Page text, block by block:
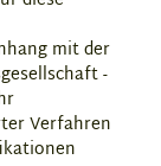
mit der
-
Verfahren